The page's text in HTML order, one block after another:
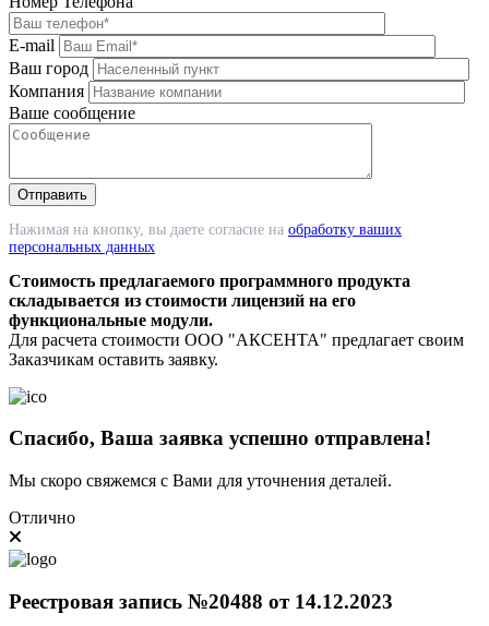
E-mail
Ваш город
Компания
Ваше сообщение
Нажимая на кнопку, вы даете согласие на обработку ваших
персональных данных
Стоимость предлагаемого программного продукта
складывается из стоимости лицензий на его
функциональные модули.
Для расчета стоимости ООО "АКСЕНТА" предлагает своим
Заказчикам оставить заявку.
Спасибо, Ваша заявка успешно отправлена!
Мы скоро свяжемся с Вами для уточнения деталей.
Отлично
Реестровая запись №20488 от 14.12.2023